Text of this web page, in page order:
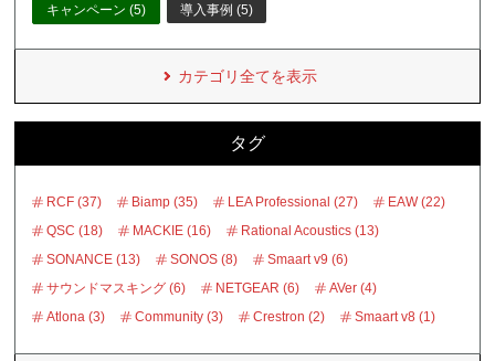
キャンペーン (5) 導入事例 (5)
カテゴリ全てを表示
タグ
RCF (37) Biamp (35) LEA Professional (27)
EAW (22)
QSC (18)
MACKIE (16)
Rational Acoustics (13)
SONANCE (13)
SONOS (8)
Smaart v9 (6)
サウンドマスキング (6)
NETGEAR (6)
AVer (4)
Atlona (3)
Community (3) Crestron (2) Smaart v8 (1)